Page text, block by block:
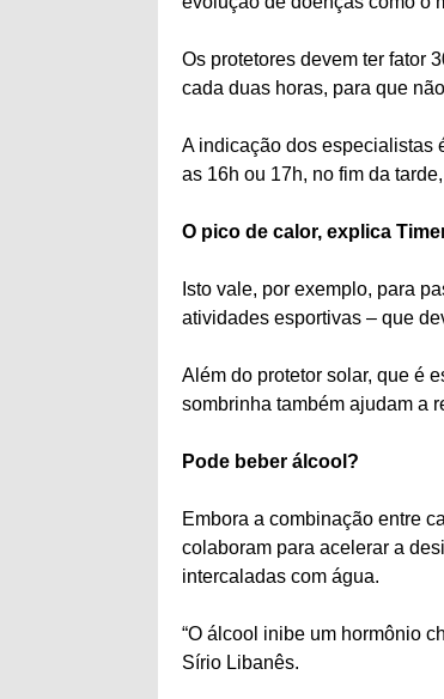
Os protetores devem ter fator
cada duas horas, para que
A indicação dos especialistas
as 16h ou 17h, no fim da
O pico de calor, explica
Isto vale, por exemplo, para
atividades esportivas – que
Além do protetor solar, que é
sombrinha também ajudam a
Pode beber álcool?
Embora a combinação entre
colaboram para acelerar a
intercaladas com água.
“O álcool inibe um hormônio
Sírio Libanês.